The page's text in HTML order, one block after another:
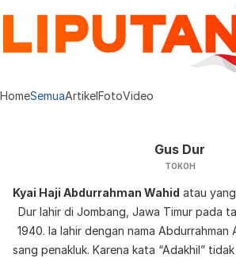
HomeSemuaArtikelFotoVideo
Gus Dur
TOKOH
Kyai Haji Abdurrahman Wahid atau
Dur lahir di Jombang, Jawa Timur pada
1940. Ia lahir dengan nama Abdurrahman
sang penakluk. Karena kata “Adakhil”